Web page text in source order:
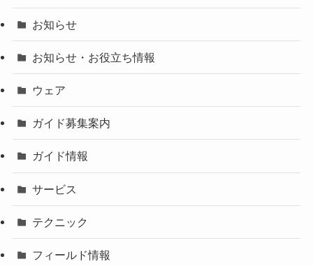
お知らせ
お知らせ・お役立ち情報
ウェア
ガイド募集案内
ガイド情報
サービス
テクニック
フィールド情報